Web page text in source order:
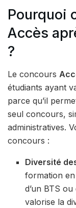
Pourquoi
Accès
?
Le concours
étudiants ayant
parce qu’il
seul concours,
administratives.
concours :
Diversité
formation
d’un BTS
valorise la